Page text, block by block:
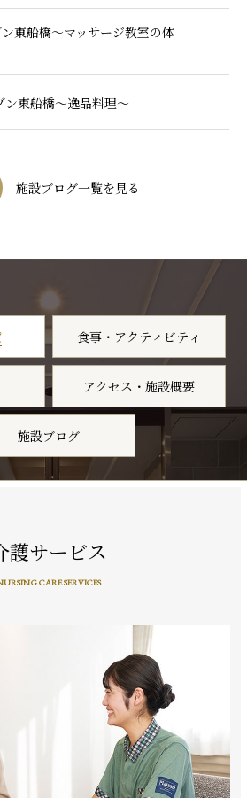
東船橋～マッサージ教室の体
ン東船橋～逸品料理～
施設ブログ一覧を見る
食事・アクティビティ
アクセス・施設概要
施設ブログ
護サービス
CARE SERVICES